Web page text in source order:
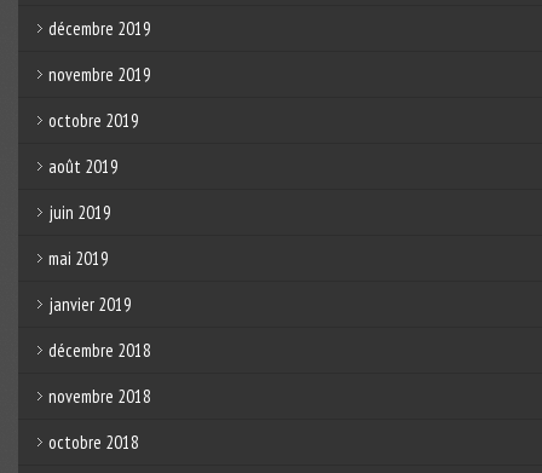
décembre 2019
novembre 2019
octobre 2019
août 2019
juin 2019
mai 2019
janvier 2019
décembre 2018
novembre 2018
octobre 2018